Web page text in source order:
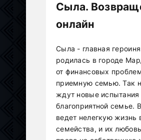
Сыла.
онлайн
Сыла - главная
родилась в городе
от финансовых
приемную семью. Так
ждут новые испытания
благоприятной семье.
ведет нелегкую жизнь
семейства, и их